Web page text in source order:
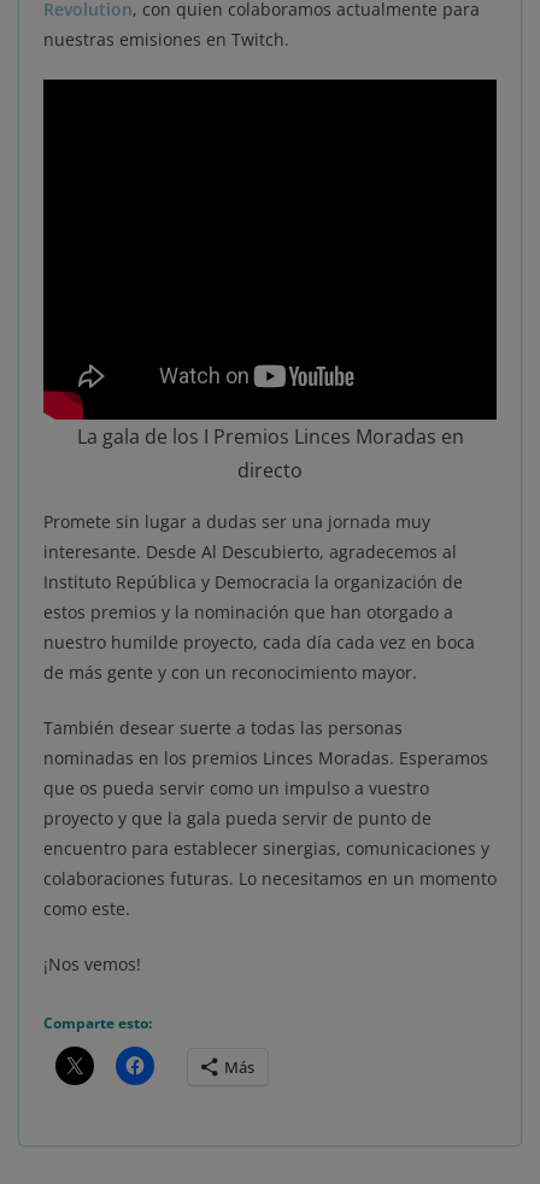
Revolution, con quien colaboramos actualmente para
nuestras emisiones en Twitch.
La gala de los I Premios Linces Moradas en
directo
Promete sin lugar a dudas ser una jornada muy
interesante. Desde Al Descubierto, agradecemos al
Instituto República y Democracia la organización de
estos premios y la nominación que han otorgado a
nuestro humilde proyecto, cada día cada vez en boca
de más gente y con un reconocimiento mayor.
También desear suerte a todas las personas
nominadas en los premios Linces Moradas. Esperamos
que os pueda servir como un impulso a vuestro
proyecto y que la gala pueda servir de punto de
encuentro para establecer sinergias, comunicaciones y
colaboraciones futuras. Lo necesitamos en un momento
como este.
¡Nos vemos!
Comparte esto:
Más